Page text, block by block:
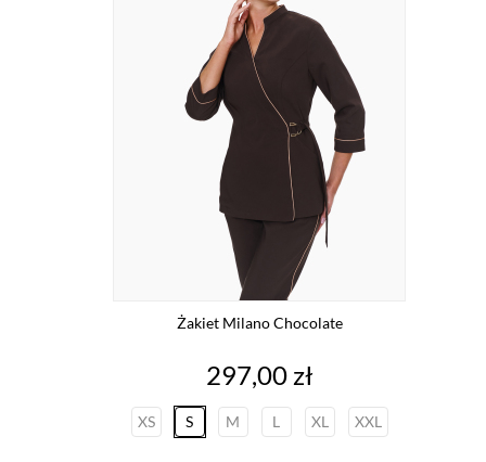
Żakiet Milano Chocolate
Cena
297,00 zł
XS S M L XL XXL